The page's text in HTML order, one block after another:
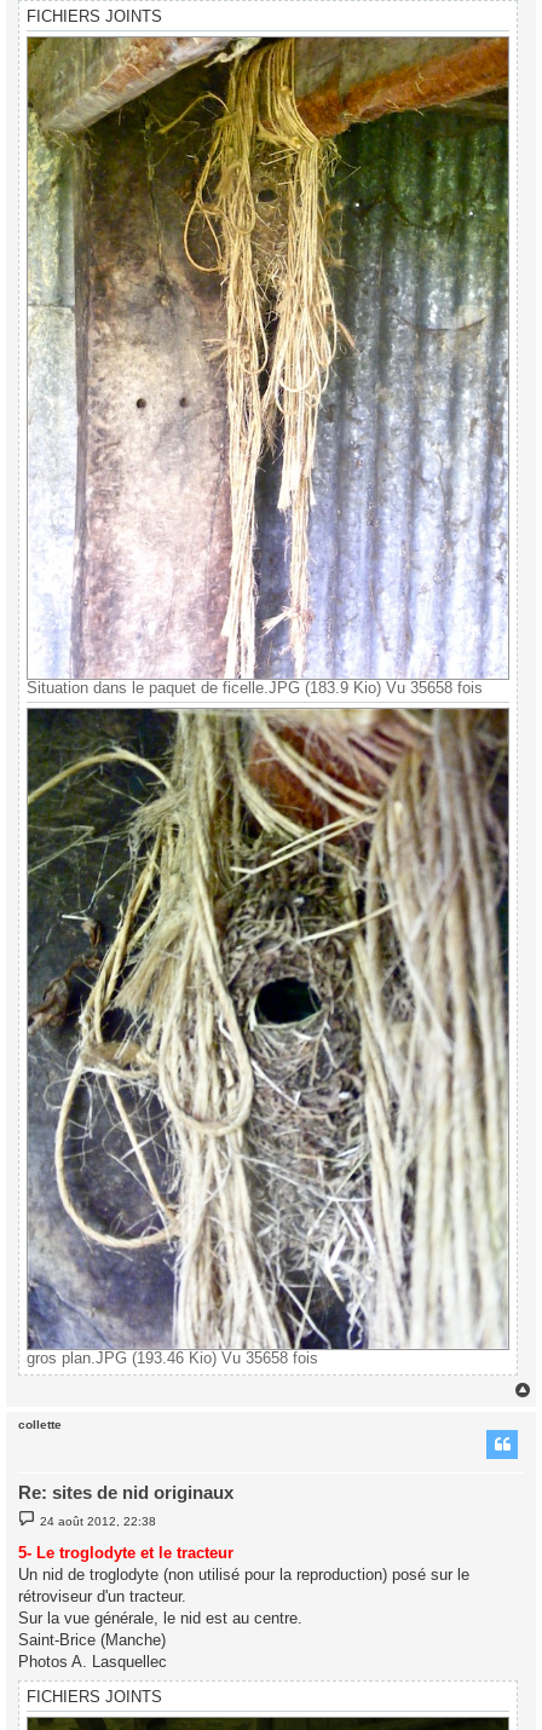
FICHIERS JOINTS
Situation dans le paquet de ficelle.JPG (183.9 Kio) Vu 35658 fois
gros plan.JPG (193.46 Kio) Vu 35658 fois
collette
Re: sites de nid originaux
M
e
s
s
a
e
24 août 2012, 22:38
5- Le troglodyte et le tracteur
Un nid de troglodyte (non utilisé pour la reproduction) posé sur le
rétroviseur d'un tracteur.
Sur la vue générale, le nid est au centre.
Saint-Brice (Manche)
Photos A. Lasquellec
FICHIERS JOINTS